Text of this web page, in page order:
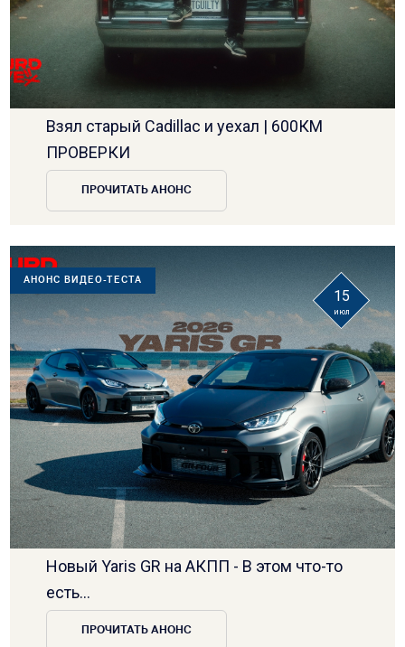
Взял старый Cadillac и уехал | 600КМ
ПРОВЕРКИ
ПРОЧИТАТЬ АНОНС
АНОНС ВИДЕО-ТЕСТА
15
июл
Новый Yaris GR на АКПП - В этом что-то
есть...
ПРОЧИТАТЬ АНОНС